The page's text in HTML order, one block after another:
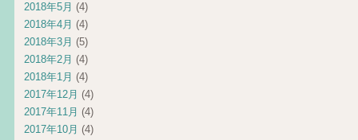
2018年5月 (4)
2018年4月 (4)
2018年3月 (5)
2018年2月 (4)
2018年1月 (4)
2017年12月 (4)
2017年11月 (4)
2017年10月 (4)